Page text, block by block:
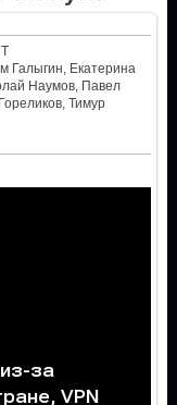
Галыгин, Екатерина
Наумов, Павел
Тимур